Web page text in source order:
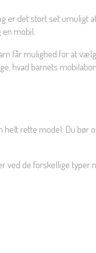
er det stort set
mobil.
får mulighed for at
hvad barnets
rette model. Du bør
de forskellige typer